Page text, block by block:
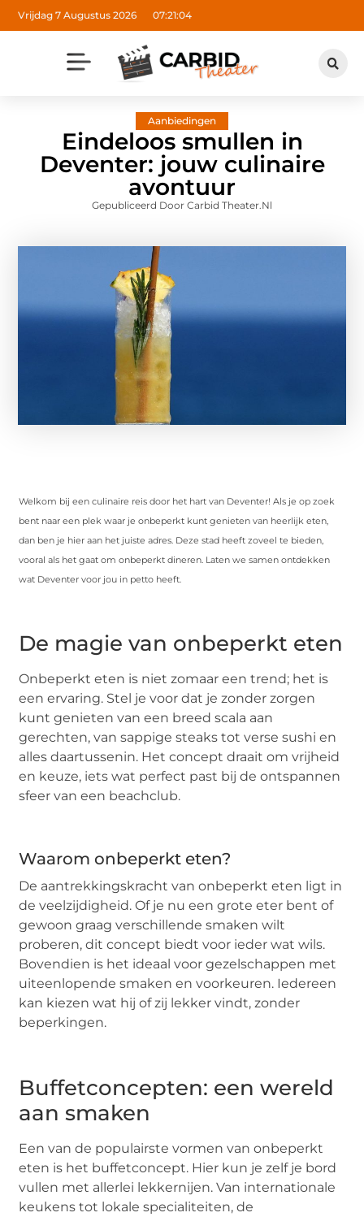
Vrijdag 7 Augustus 2026 07:21:06
Aanbiedingen
Eindeloos smullen in
Deventer: jouw culinaire
avontuur
Gepubliceerd Door Carbid Theater.nl
Welkom bij een culinaire reis door het hart van Deventer! Als je op zoek
bent naar een plek waar je onbeperkt kunt genieten van heerlijk eten,
dan ben je hier aan het juiste adres. Deze stad heeft zoveel te bieden,
vooral als het gaat om onbeperkt dineren. Laten we samen ontdekken
wat Deventer voor jou in petto heeft.
De magie van onbeperkt eten
Onbeperkt eten is niet zomaar een trend; het is
een ervaring. Stel je voor dat je zonder zorgen
kunt genieten van een breed scala aan
gerechten, van sappige steaks tot verse sushi en
alles daartussenin. Het concept draait om vrijheid
en keuze, iets wat perfect past bij de ontspannen
sfeer van een beachclub.
Waarom onbeperkt eten?
De aantrekkingskracht van onbeperkt eten ligt in
de veelzijdigheid. Of je nu een grote eter bent of
gewoon graag verschillende smaken wilt
proberen, dit concept biedt voor ieder wat wils.
Bovendien is het ideaal voor gezelschappen met
uiteenlopende smaken en voorkeuren. Iedereen
kan kiezen wat hij of zij lekker vindt, zonder
beperkingen.
Buffetconcepten: een wereld
aan smaken
Een van de populairste vormen van onbeperkt
eten is het buffetconcept. Hier kun je zelf je bord
vullen met allerlei lekkernijen. Van internationale
keukens tot lokale specialiteiten, de